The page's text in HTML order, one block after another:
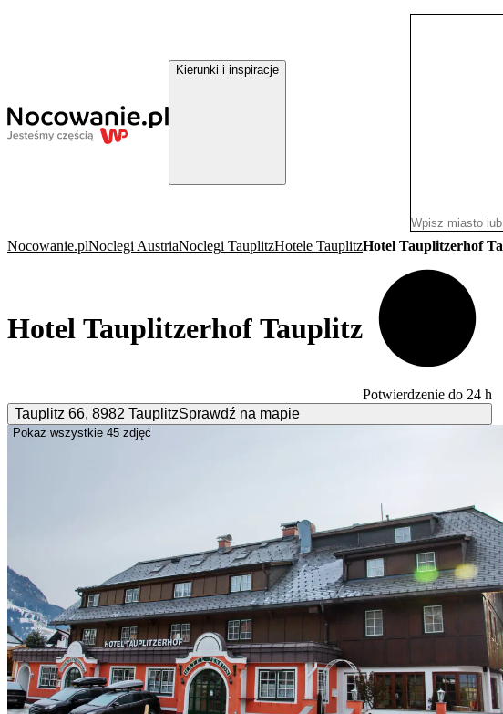
Kierunki i inspiracje
Nocowanie.plNoclegi AustriaNoclegi TauplitzHotele TauplitzHotel Tauplitzerhof
Hotel Tauplitzerhof Tauplitz
Potwierdzenie do 24 h
Tauplitz 66, 8982 TauplitzSprawdź na mapie
Pokaż wszystkie 45 zdjęć